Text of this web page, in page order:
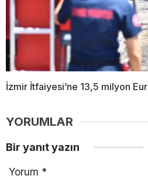
İzmir İtfaiyesi’ne 13,5 milyon
YORUMLAR
Bir yanıt yazın
Yorum *